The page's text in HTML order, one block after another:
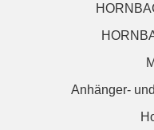
Anhänger-